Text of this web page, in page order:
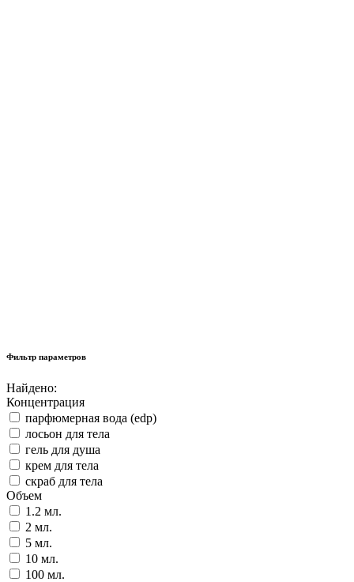
Фильтр параметров
Найдено:
Концентрация
парфюмерная вода (edp)
лосьон для тела
гель для душа
крем для тела
скраб для тела
Объем
1.2 мл.
2 мл.
5 мл.
10 мл.
100 мл.